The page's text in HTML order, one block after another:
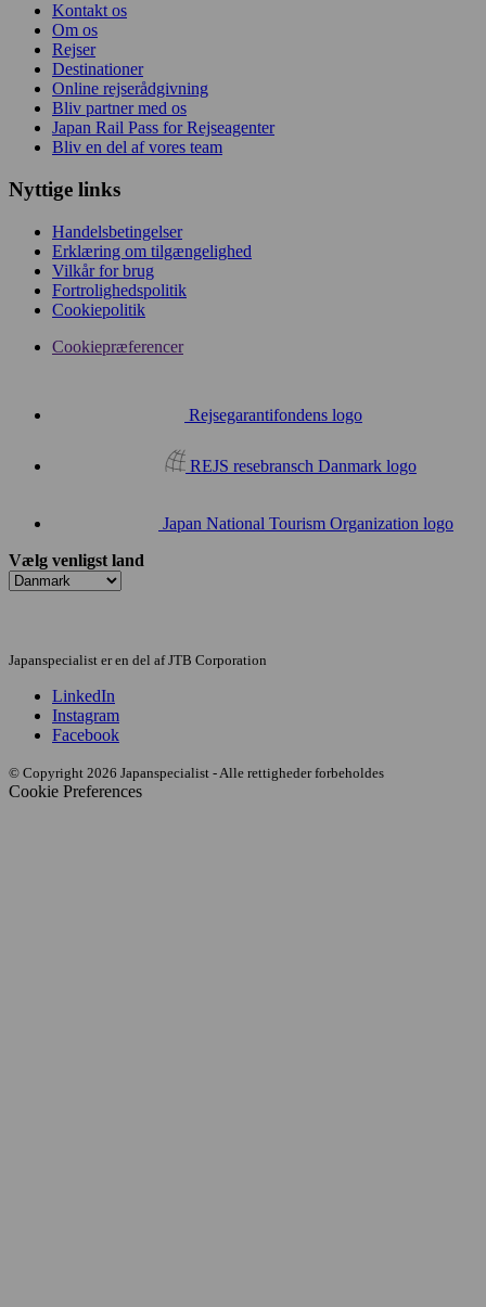
Kontakt os
Om os
Rejser
Destinationer
Online rejserådgivning
Bliv partner med os
Japan Rail Pass for Rejseagenter
Bliv en del af vores team
Nyttige links
Handelsbetingelser
Erklæring om tilgængelighed
Vilkår for brug
Fortrolighedspolitik
Cookiepolitik
Cookiepræferencer
Rejsegarantifondens logo
REJS resebransch Danmark logo
Japan National Tourism Organization logo
Vælg venligst land
Japanspecialist er en del af JTB Corporation
LinkedIn
Instagram
Facebook
© Copyright 2026 Japanspecialist - Alle rettigheder forbeholdes
Cookie Preferences